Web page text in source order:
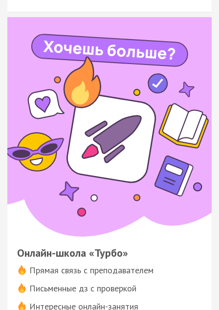
Онлайн-школа «Турбо»
Прямая связь с преподавателем
Письменные дз с проверкой
Интересные онлайн-занятия